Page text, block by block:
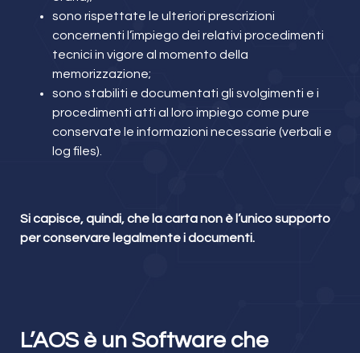
sono rispettate le ulteriori prescrizioni
concernenti l’impiego dei relativi procedimenti
tecnici in vigore al momento della
memorizzazione;
sono stabiliti e documentati gli svolgimenti e i
procedimenti atti al loro impiego come pure
conservate le informazioni necessarie (verbali e
log files).
Si capisce, quindi, che la carta non è l’unico supporto
per conservare legalmente i documenti.
L’AOS è un Software che